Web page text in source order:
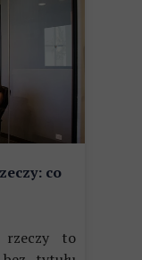
co
rzeczy to